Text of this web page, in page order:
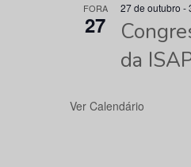
FORA
27
27 de outubro -
da
Ver Calendário